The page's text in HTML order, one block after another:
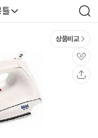
검
색
상품비교
관
심